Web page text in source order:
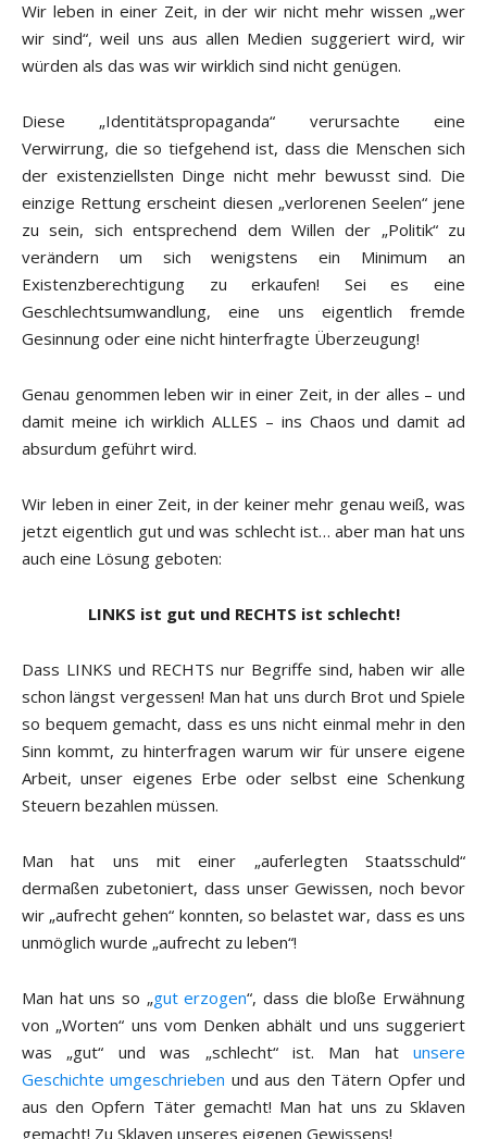
Wir leben in einer Zeit, in der wir nicht mehr wissen „wer
wir sind“, weil uns aus allen Medien suggeriert wird, wir
würden als das was wir wirklich sind nicht genügen.
Diese „Identitätspropaganda“ verursachte eine
Verwirrung, die so tiefgehend ist, dass die Menschen sich
der existenziellsten Dinge nicht mehr bewusst sind. Die
einzige Rettung erscheint diesen „verlorenen Seelen“ jene
zu sein, sich entsprechend dem Willen der „Politik“ zu
verändern um sich wenigstens ein Minimum an
Existenzberechtigung zu erkaufen! Sei es eine
Geschlechtsumwandlung, eine uns eigentlich fremde
Gesinnung oder eine nicht hinterfragte Überzeugung!
Genau genommen leben wir in einer Zeit, in der alles – und
damit meine ich wirklich ALLES – ins Chaos und damit ad
absurdum geführt wird.
Wir leben in einer Zeit, in der keiner mehr genau weiß, was
jetzt eigentlich gut und was schlecht ist… aber man hat uns
auch eine Lösung geboten:
LINKS ist gut und RECHTS ist schlecht!
Dass LINKS und RECHTS nur Begriffe sind, haben wir alle
schon längst vergessen! Man hat uns durch Brot und Spiele
so bequem gemacht, dass es uns nicht einmal mehr in den
Sinn kommt, zu hinterfragen warum wir für unsere eigene
Arbeit, unser eigenes Erbe oder selbst eine Schenkung
Steuern bezahlen müssen.
Man hat uns mit einer „auferlegten Staatsschuld“
dermaßen zubetoniert, dass unser Gewissen, noch bevor
wir „aufrecht gehen“ konnten, so belastet war, dass es uns
unmöglich wurde „aufrecht zu leben“!
Man hat uns so „gut erzogen“, dass die bloße Erwähnung
von „Worten“ uns vom Denken abhält und uns suggeriert
was „gut“ und was „schlecht“ ist. Man hat unsere
Geschichte umgeschrieben und aus den Tätern Opfer und
aus den Opfern Täter gemacht! Man hat uns zu Sklaven
gemacht! Zu Sklaven unseres eigenen Gewissens!